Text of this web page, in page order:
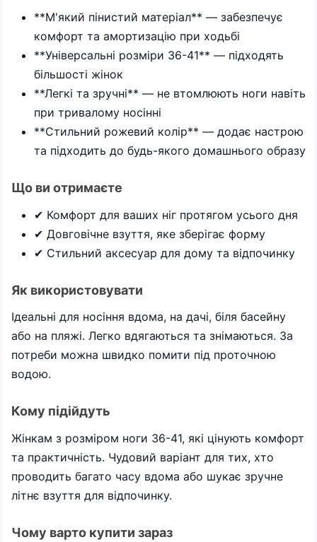
**М'який пінистий матеріал** — забезпечує
комфорт та амортизацію при ходьбі
**Універсальні розміри 36-41** — підходять
більшості жінок
**Легкі та зручні** — не втомлюють ноги навіть
при тривалому носінні
**Стильний рожевий колір** — додає настрою
та підходить до будь-якого домашнього образу
Що ви отримаєте
✔ Комфорт для ваших ніг протягом усього дня
✔ Довговічне взуття, яке зберігає форму
✔ Стильний аксесуар для дому та відпочинку
Як використовувати
Ідеальні для носіння вдома, на дачі, біля басейну
або на пляжі. Легко вдягаються та знімаються. За
потреби можна швидко помити під проточною
водою.
Кому підійдуть
Жінкам з розміром ноги 36-41, які цінують комфорт
та практичність. Чудовий варіант для тих, хто
проводить багато часу вдома або шукає зручне
літнє взуття для відпочинку.
Чому варто купити зараз